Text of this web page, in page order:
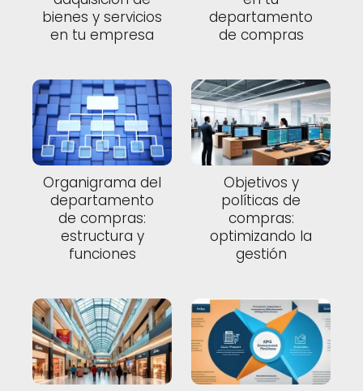
bienes y servicios
en tu empresa
departamento
de compras
Organigrama del
departamento
de compras:
estructura y
funciones
Objetivos y
políticas de
compras:
optimizando la
gestión